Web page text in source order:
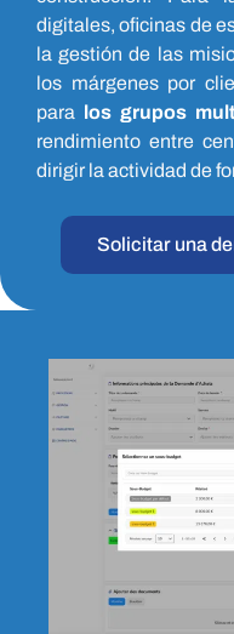
digitales, oficinas de
la gestión de las
los márgenes por
para los grupos
rendimiento entre
dirigir la actividad de
Solicitar una